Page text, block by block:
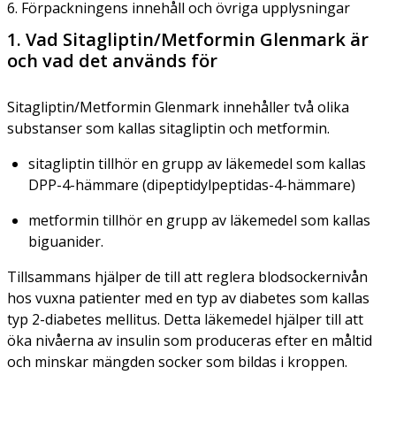
6. Förpackningens innehåll och övriga upplysningar
1. Vad Sitagliptin/Metformin Glenmark är
och vad det används för
Sitagliptin/Metformin Glenmark innehåller två olika
substanser som kallas sitagliptin och metformin.
sitagliptin tillhör en grupp av läkemedel som kallas
DPP-4-hämmare (dipeptidylpeptidas-4-hämmare)
metformin tillhör en grupp av läkemedel som kallas
biguanider.
Tillsammans hjälper de till att reglera blodsockernivån
hos vuxna patienter med en typ av diabetes som kallas
typ 2-diabetes mellitus. Detta läkemedel hjälper till att
öka nivåerna av insulin som produceras efter en måltid
och minskar mängden socker som bildas i kroppen.